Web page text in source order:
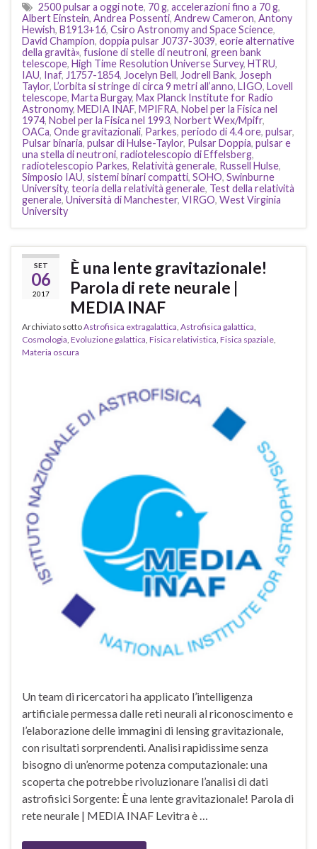
2500 pulsar a oggi note, 70 g, accelerazioni fino a 70 g,
Albert Einstein, Andrea Possenti, Andrew Cameron, Antony
Hewish, B1913+16, Csiro Astronomy and Space Science,
David Champion, doppia pulsar J0737-3039, eorie alternative
della gravità», fusione di stelle di neutroni, green bank
telescope, High Time Resolution Universe Survey, HTRU,
IAU, Inaf, J1757-1854, Jocelyn Bell, Jodrell Bank, Joseph
Taylor, L’orbita si stringe di circa 9 metri all’anno, LIGO, Lovell
telescope, Marta Burgay, Max Planck Institute for Radio
Astronomy, MEDIA INAF, MPIFRA, Nobel per la Fisica nel
1974, Nobel per la Fisica nel 1993, Norbert Wex/Mpifr,
OACa, Onde gravitazionali, Parkes, periodo di 4.4 ore, pulsar,
Pulsar binaria, pulsar di Hulse-Taylor, Pulsar Doppia, pulsar e
una stella di neutroni, radiotelescopio di Effelsberg,
radiotelescopio Parkes, Relatività generale, Russell Hulse,
Simposio IAU, sistemi binari compatti, SOHO, Swinburne
University, teoria della relatività generale, Test della relatività
generale, Università di Manchester, VIRGO, West Virginia
University
SET
06
2017
È una lente gravitazionale!
Parola di rete neurale |
MEDIA INAF
Archiviato sottoAstrofisica extragalattica Astrofisica galattica
Cosmologia Evoluzione galattica Fisica relativistica Fisica spaziale
Materia oscura
Un team di ricercatori ha applicato l’intelligenza
artificiale permessa dalle reti neurali al riconoscimento e
l’elaborazione delle immagini di lensing gravitazionale,
con risultati sorprendenti. Analisi rapidissime senza
bisogno di un’enorme potenza computazionale: una
scoperta che potrebbe rivoluzionare l’analisi di dati
astrofisici Sorgente: È una lente gravitazionale! Parola di
rete neurale | MEDIA INAF Levitra è …